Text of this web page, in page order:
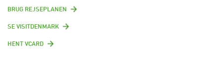
BRUG REJSEPLANEN
SE VISITDENMARK
HENT VCARD